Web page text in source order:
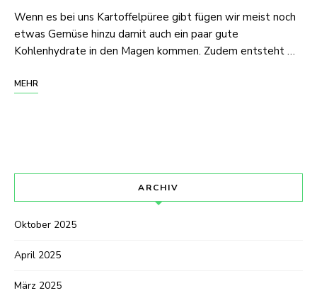
Wenn es bei uns Kartoffelpüree gibt fügen wir meist noch
etwas Gemüse hinzu damit auch ein paar gute
Kohlenhydrate in den Magen kommen. Zudem entsteht …
MEHR
ARCHIV
Oktober 2025
April 2025
März 2025